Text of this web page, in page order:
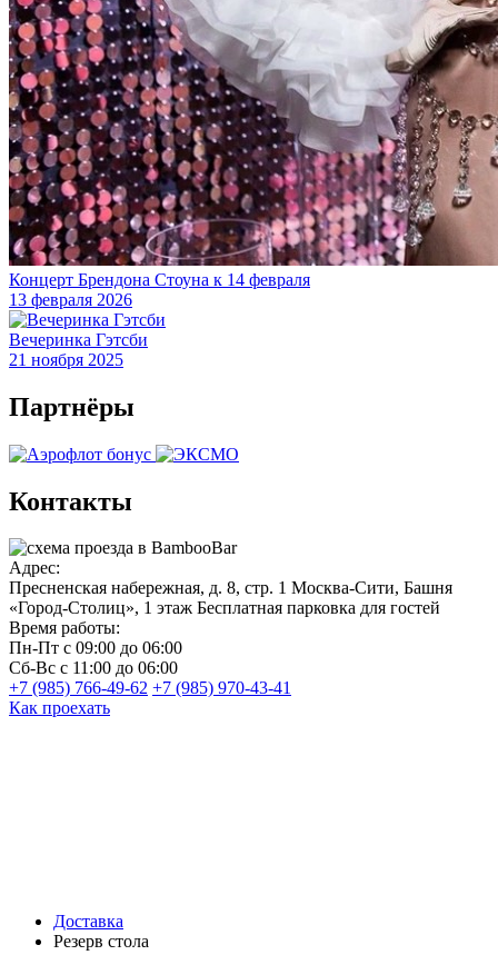
Концерт Брендона Стоуна к 14 февраля
13 февраля 2026
Вечеринка Гэтсби
21 ноября 2025
Партнёры
Контакты
Адрес:
Пресненская набережная, д. 8, стр. 1 Москва-Сити, Башня
«Город-Столиц», 1 этаж Бесплатная парковка для гостей
Время работы:
Пн-Пт с 09:00 до 06:00
Сб-Вс с 11:00 до 06:00
+7 (985) 766-49-62 +7 (985) 970-43-41
Как проехать
Доставка
Резерв стола